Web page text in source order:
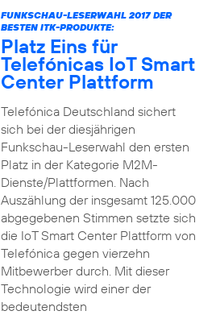
FUNKSCHAU-LESERWAHL 2017 DER
BESTEN ITK-PRODUKTE:
Platz Eins für
Telefónicas IoT Smart
Center Plattform
Telefónica Deutschland sichert
sich bei der diesjährigen
Funkschau-Leserwahl den ersten
Platz in der Kategorie M2M-
Dienste/Plattformen. Nach
Auszählung der insgesamt 125.000
abgegebenen Stimmen setzte sich
die IoT Smart Center Plattform von
Telefónica gegen vierzehn
Mitbewerber durch. Mit dieser
Technologie wird einer der
bedeutendsten